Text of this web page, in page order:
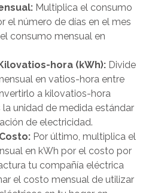
Multiplica el consumo
el número de días en el mes
consumo mensual en
hora (kWh): Divide
en vatios-hora entre
a kilovatios-hora
la unidad de medida estándar
de electricidad.
Por último, multiplica el
en kWh por el costo por
tu compañía eléctrica
el costo mensual de utilizar